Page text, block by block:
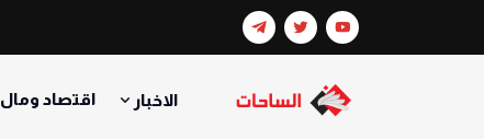
الاخبار اقتصاد ومال